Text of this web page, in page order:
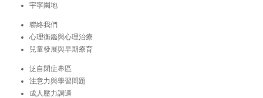
宇寧園地
聯絡我們
心理衡鑑與心理治療
兒童發展與早期療育
泛自閉症專區
注意力與學習問題
成人壓力調適